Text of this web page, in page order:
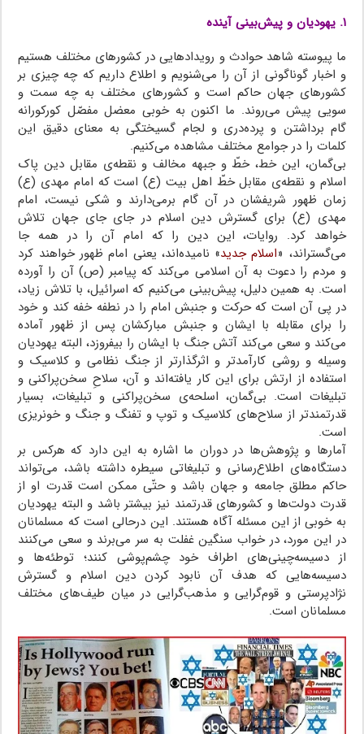
۱. یهودیان و پیش‌بینی آینده
ما پیوسته شاهد حوادث و رویدادهایی در کشورهای مختلف هستیم
و اخبار گوناگونی از آن را می‌شنویم و اطلاع داریم که چه چیزی بر
کشورهای جهان حاکم است و کشورهای مختلف به چه سمت و
سویی پیش می‌روند. ما اکنون به خوبی معضل مفصّل کورکورانه
گام برداشتن و پرده‌دری و لجام گسیختگی به معنای دقیق این
کلمات را در جوامع مختلف مشاهده می‌کنیم.
بی‌گمان، این خط، خطّ و جبهه مخالف و نقطه‌ی مقابل دین پاک
اسلام و نقطه‌ی مقابل خطّ اهل بیت (ع) است که امام مهدی (ع)
زمان ظهور شریفشان در آن گام برمی‌دارند و شکی نیست، امام
مهدی (ع) برای گسترش دین اسلام در جای جای جهان تلاش
خواهد کرد. روایات، این دین را که امام آن را در همه جا
می‌گستراند، «اسلام جدید» نامیده‌اند، یعنی امام ظهور خواهند کرد
و مردم را دعوت به آن اسلامی می‌کند که پیامبر (ص) آن را آورده
است. به همین دلیل، پیش‌بینی می‌کنیم که اسرائیل، با تلاش زیاد،
در پی آن است که حرکت و جنبش امام را در نطفه خفه کند و خود
را برای مقابله با ایشان و جنبش مبارکشان پس از ظهور آماده
می‌کند و سعی می‌کند آتش جنگ با ایشان را بیفروزد، البته یهودیان
وسیله و روشی کارآمدتر و اثرگذارتر از جنگ نظامی و کلاسیک و
استفاده از ارتش برای این کار یافته‌اند و آن، سلاحِ سخن‌پراکنی و
تبلیغات است. بی‌گمان، اسلحه‌ی سخن‌پراکنی و تبلیغات، بسیار
قدرتمندتر از سلاح‌های کلاسیک و توپ و تفنگ و جنگ و خونریزی
است.
آمارها و پژوهش‌ها در دوران ما اشاره به این دارد که هرکس بر
دستگاه‌های اطلاع‌رسانی و تبلیغاتی سیطره داشته باشد، می‌تواند
حاکم مطلق جامعه و جهان باشد و حتّی ممکن است قدرت او از
قدرت دولت‌ها و کشورهای قدرتمند نیز بیشتر باشد و البته یهودیان
به خوبی از این مسئله آگاه هستند. این درحالی است که مسلمانان
در این مورد، در خواب سنگین غفلت به سر می‌برند و سعی می‌کنند
از دسیسه‌چینی‌های اطراف خود چشم‌پوشی کنند؛ توطئه‌ها و
دسیسه‌هایی که هدف آن نابود کردن دین اسلام و گسترش
نژادپرستی و قوم‌گرایی و مذهب‌گرایی در میان طیف‌های مختلف
مسلمانان است.